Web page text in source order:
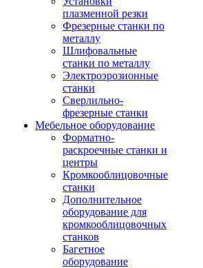
плазменной резки
Фрезерные станки по
металлу
Шлифовальные
станки по металлу
Электроэрозионные
станки
Сверлильно-
фрезерные станки
Мебельное оборудование
Форматно-
раскроечные станки и
центры
Кромкооблицовочные
станки
Дополнительное
оборудование для
кромкооблицовочных
станков
Багетное
оборудование